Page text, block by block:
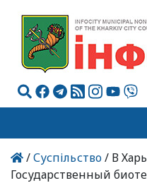
/Суспільство/ В
Государственный